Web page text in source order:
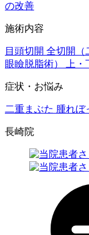
の改善
施術内容
目頭切開 全切開（
眼瞼脱脂術）
上
症状・お悩み
二重まぶた 腫れぼ
長崎院